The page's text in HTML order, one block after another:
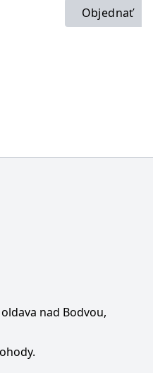
Objednať
nad Bodvou,